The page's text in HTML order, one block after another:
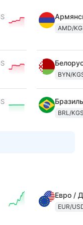
AMD/
BYN/
BRL/
Евро /
EUR/